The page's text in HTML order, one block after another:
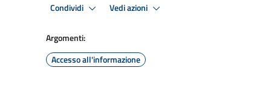
Condividi Vedi azioni
Argomenti:
Accesso all'informazione